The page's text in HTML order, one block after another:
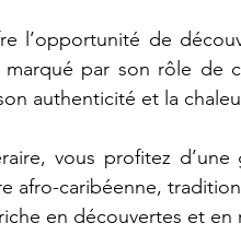
l’opportunité de
marqué par son rôle de
authenticité et la
vous profitez
afro-caribéenne,
en découvertes et